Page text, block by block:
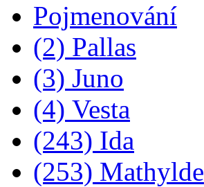
Pojmenování
(2) Pallas
(3) Juno
(4) Vesta
(243) Ida
(253) Mathylde